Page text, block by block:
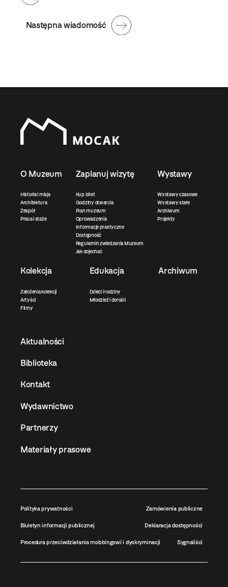
Następna wiadomość
O Muzeum
Historia i misja
Architektura
Zespół
Praca i staże
Zaplanuj wizytę
Kup bilet
Godziny otwarcia
Plan muzeum
Oprowadzenia
Informacje praktyczne
Dostępność
Regulamin zwiedzania Muzeum
Jak dojechać
Wystawy
Wystawy czasowe
Wystawy stałe
Archiwum
Projekty
Kolekcja
Założenia kolekcji
Artyści
Filmy
Edukacja
Dzieci i rodziny
Młodzież i dorośli
Archiwum
Aktualności
Biblioteka
Kontakt
Wydawnictwo
Partnerzy
Materiały prasowe
Polityka prywatności Zamówienia publiczne
Biuletyn informacji publicznej Deklaracja dostępności
Procedura przeciwdziałania mobbingowi i dyskryminacji Sygnaliści